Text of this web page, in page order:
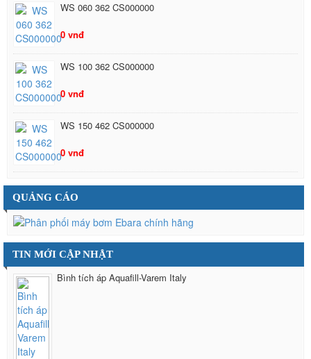
WS 060 362 CS000000
0 vnđ
WS 100 362 CS000000
0 vnđ
WS 150 462 CS000000
0 vnđ
QUẢNG CÁO
TIN MỚI CẬP NHẬT
Bình tích áp Aquafill-Varem Italy